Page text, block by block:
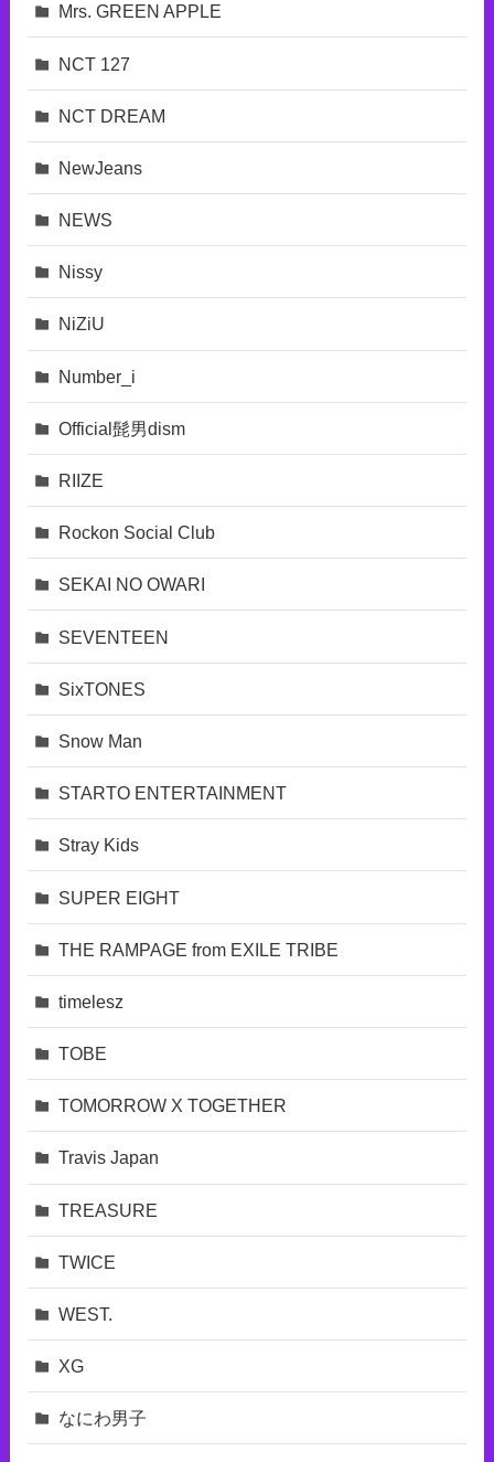
Mrs. GREEN APPLE
NCT 127
NCT DREAM
NewJeans
NEWS
Nissy
NiZiU
Number_i
Official髭男dism
RIIZE
Rockon Social Club
SEKAI NO OWARI
SEVENTEEN
SixTONES
Snow Man
STARTO ENTERTAINMENT
Stray Kids
SUPER EIGHT
THE RAMPAGE from EXILE TRIBE
timelesz
TOBE
TOMORROW X TOGETHER
Travis Japan
TREASURE
TWICE
WEST.
XG
なにわ男子